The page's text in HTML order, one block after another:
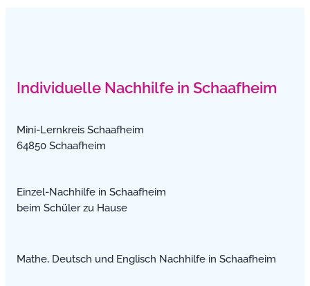
Individuelle Nachhilfe in Schaafheim
Mini-Lernkreis Schaafheim
64850 Schaafheim
Einzel-Nachhilfe in Schaafheim
beim Schüler zu Hause
Mathe, Deutsch und Englisch Nachhilfe in Schaafheim